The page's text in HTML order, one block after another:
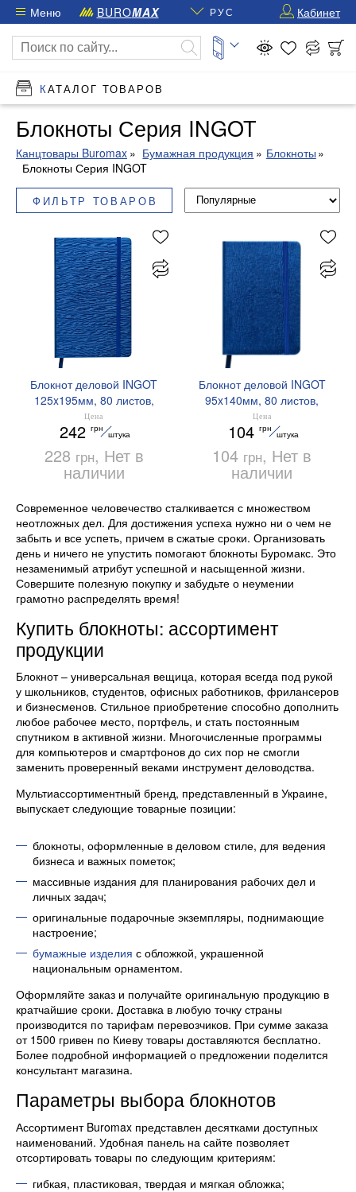
Меню BUROMAX РУС Кабинет
КАТАЛОГ ТОВАРОВ
Блокноты Серия INGOT
Канцтовары Buromax Бумажная продукция
Блокноты
Блокноты Серия INGOT
ФИЛЬТР ТОВАРОВ
Блокнот деловой INGOT
125x195мм, 80 листов,
клетка, обложка
искусственная кожа
Buromax BM.29912103
Цена
242 грн
штука
228 грн, Нет в
наличии
Блокнот деловой INGOT
95x140мм, 80 листов,
клетка, обложка
искусственная кожа
Buromax BM.29012103
Цена
104 грн
штука
104 грн, Нет в
наличии
Современное человечество сталкивается с множеством
неотложных дел. Для достижения успеха нужно ни о чем не
забыть и все успеть, причем в сжатые сроки. Организовать
день и ничего не упустить помогают блокноты Буромакс. Это
незаменимый атрибут успешной и насыщенной жизни.
Совершите полезную покупку и забудьте о неумении
грамотно распределять время!
Купить блокноты: ассортимент
продукции
Блокнот – универсальная вещица, которая всегда под рукой
у школьников, студентов, офисных работников, фрилансеров
и бизнесменов. Стильное приобретение способно дополнить
любое рабочее место, портфель, и стать постоянным
спутником в активной жизни. Многочисленные программы
для компьютеров и смартфонов до сих пор не смогли
заменить проверенный веками инструмент деловодства.
Мультиассортиментный бренд, представленный в Украине,
выпускает следующие товарные позиции:
блокноты, оформленные в деловом стиле, для ведения
бизнеса и важных пометок;
массивные издания для планирования рабочих дел и
личных задач;
оригинальные подарочные экземпляры, поднимающие
настроение;
бумажные изделия с обложкой, украшенной
национальным орнаментом.
Оформляйте заказ и получайте оригинальную продукцию в
кратчайшие сроки. Доставка в любую точку страны
производится по тарифам перевозчиков. При сумме заказа
от 1500 гривен по Киеву товары доставляются бесплатно.
Более подробной информацией о предложении поделится
консультант магазина.
Параметры выбора блокнотов
Ассортимент Buromax представлен десятками доступных
наименований. Удобная панель на сайте позволяет
отсортировать товары по следующим критериям:
гибкая, пластиковая, твердая и мягкая обложка;